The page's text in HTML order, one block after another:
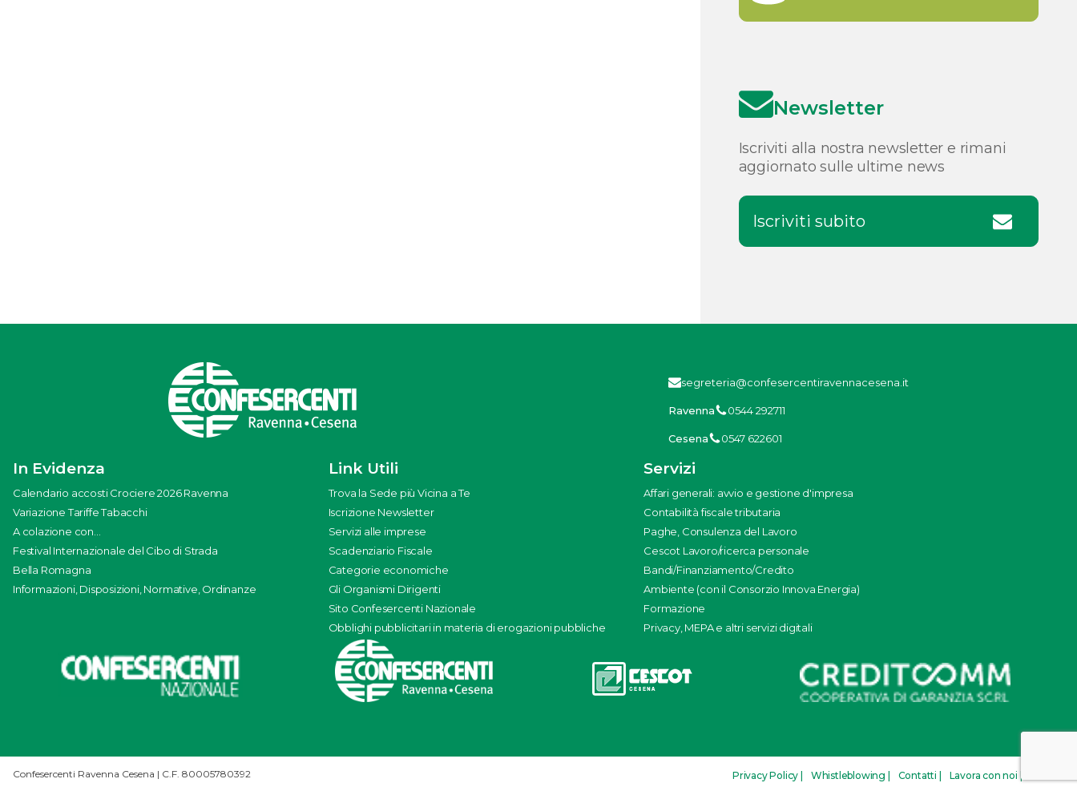
Newsletter
Iscriviti alla nostra newsletter e rimani
aggiornato sulle ultime news
Iscriviti subito
segreteria@confesercentiravennacesena.it
Ravenna 0544 292711
Cesena 0547 622601
In Evidenza
Calendario accosti Crociere 2026 Ravenna
Variazione Tariffe Tabacchi
A colazione con...
Festival Internazionale del Cibo di Strada
Bella Romagna
Informazioni, Disposizioni, Normative, Ordinanze
Link Utili
Trova la Sede più Vicina a Te
Iscrizione Newsletter
Servizi alle imprese
Scadenziario Fiscale
Categorie economiche
Gli Organismi Dirigenti
Sito Confesercenti Nazionale
Obblighi pubblicitari in materia di erogazioni pubbliche
Servizi
Affari generali: avvio e gestione d'impresa
Contabilità fiscale tributaria
Paghe, Consulenza del Lavoro
Cescot Lavoro/ricerca personale
Bandi/Finanziamento/Credito
Ambiente (con il Consorzio Innova Energia)
Formazione
Privacy, MEPA e altri servizi digitali
Confesercenti Ravenna Cesena | C.F. 80005780392 Privacy Policy | Whistleblowing | Contatti | Lavora con noi |